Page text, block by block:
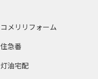
コメリリフォーム
住急番
灯油宅配